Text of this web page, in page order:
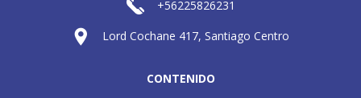
+56225826231
Lord Cochane 417, Santiago Centro
CONTENIDO